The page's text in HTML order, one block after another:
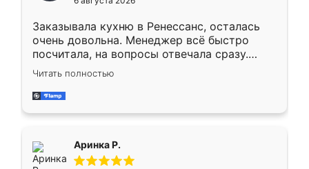
мебели буду заказывать только здесь.
Заказывала кухню в Ренессанс, осталась
очень довольна. Менеджер всё быстро
посчитала, на вопросы отвечала сразу.
Замерщик приехал в субботу, подошёл к
делу со всей ответственностью. Собрали
за день, ребята работали аккуратно, даже
Читать полностью
Аринка Р.